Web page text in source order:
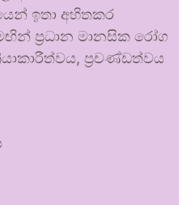
ඉතා අහිතකර
ප්‍රධාන මානසික රෝග
ප්‍රචණ්ඩත්වය